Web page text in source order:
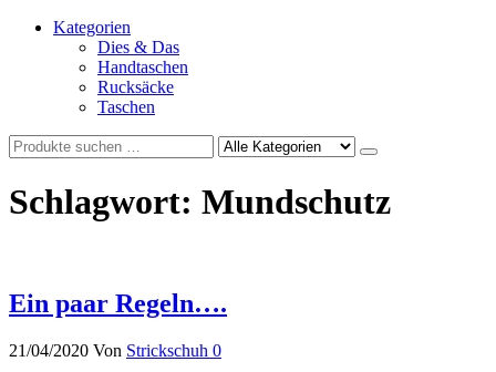
Kategorien
Dies & Das
Handtaschen
Rucksäcke
Taschen
Schlagwort: Mundschutz
Ein paar Regeln….
21/04/2020 Von Strickschuh 0